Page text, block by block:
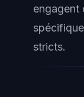
engagent
stricts.